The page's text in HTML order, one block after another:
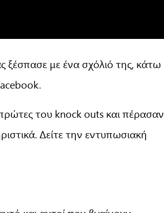
ξέσπασε με ένα σχόλιό της, κάτω
του knock outs και πέρασαν
Δείτε την εντυπωσιακή